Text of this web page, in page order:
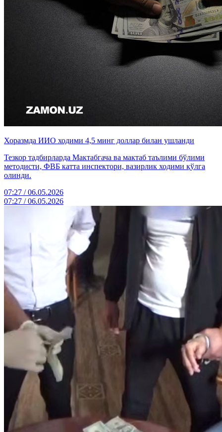
Хоразмда ИИО ходими 4,5 минг доллар билан ушланди
Тезкор тадбирларда Мактабгача ва мактаб таълими бўлими
методисти, ФВБ катта инспектори, вазирлик ходими қўлга
олинди.
07:27 / 06.05.2026
07:27 / 06.05.2026